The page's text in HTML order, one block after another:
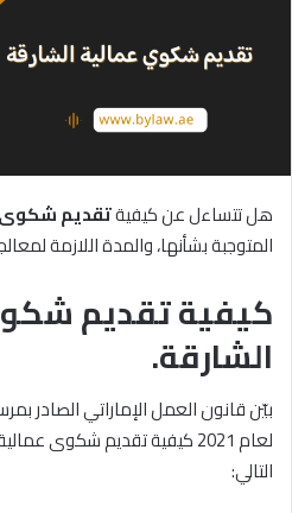
هل تتساءل عن كيفيةتقديمشكوى
المتوجبة بشأنها، والمدة اللازمة
كيفية تقديم
الشارقة.
لعام 2021 كيفية تقديم شكوى
التالي: